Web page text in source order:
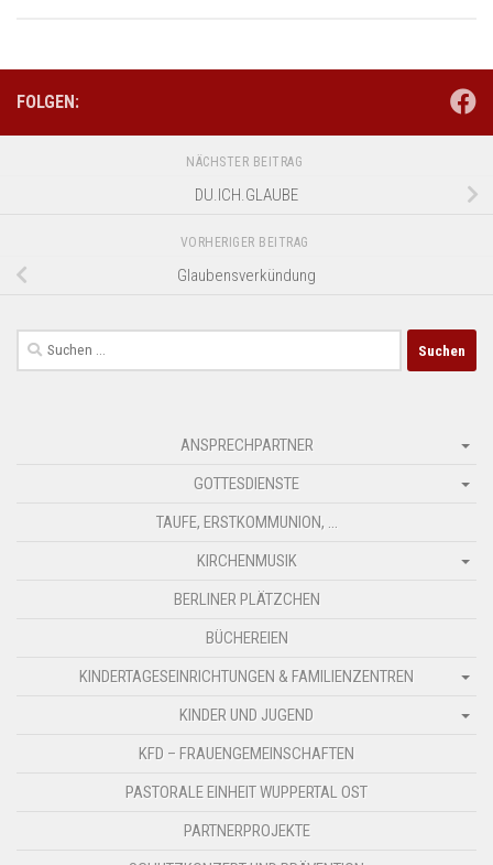
FOLGEN:
NÄCHSTER BEITRAG
DU.ICH.GLAUBE
VORHERIGER BEITRAG
Glaubensverkündung
Suchen
nach:
ANSPRECHPARTNER
GOTTESDIENSTE
TAUFE, ERSTKOMMUNION, …
KIRCHENMUSIK
BERLINER PLÄTZCHEN
BÜCHEREIEN
KINDERTAGESEINRICHTUNGEN & FAMILIENZENTREN
KINDER UND JUGEND
KFD – FRAUENGEMEINSCHAFTEN
PASTORALE EINHEIT WUPPERTAL OST
PARTNERPROJEKTE